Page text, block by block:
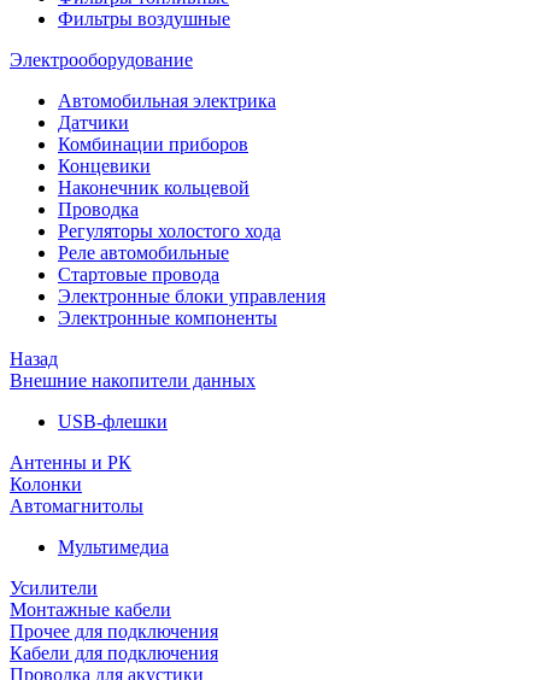
Фильтры воздушные
Электрооборудование
Автомобильная электрика
Датчики
Комбинации приборов
Концевики
Наконечник кольцевой
Проводка
Регуляторы холостого хода
Реле автомобильные
Стартовые провода
Электронные блоки управления
Электронные компоненты
Назад
Внешние накопители данных
USB-флешки
Антенны и РК
Колонки
Автомагнитолы
Мультимедиа
Усилители
Монтажные кабели
Прочее для подключения
Кабели для подключения
Проводка для акустики